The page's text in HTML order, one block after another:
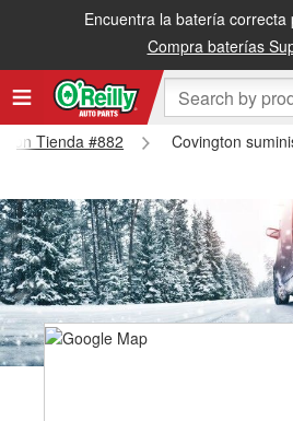
Encuentra la batería correcta
Compra baterías
Tienda #882
Covington